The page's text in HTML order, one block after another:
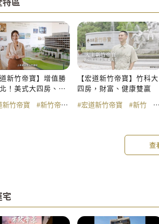
路128號 貴賓專線：(02)2502-7788 建築代
道新竹帝寶】增值勝
！美式大四房、花
新竹帝寶 #新竹帝寶 #新竹預售屋 #新竹建案
【宏道新竹帝寶】竹科大
四房，財富、健康雙贏
#宏道新竹帝寶
#新竹 #
查